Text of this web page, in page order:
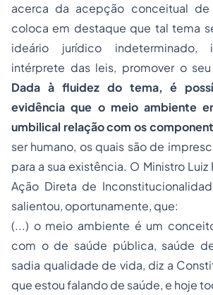
acerca da acepção conceitual
coloca em destaque que tal tema
ideário jurídico indeterminado,
intérprete das leis, promover o
Dada à fluidez do tema, é
evidência que o meio ambiente
umbilical relação com os
ser humano, os quais são de
para a sua existência. O Ministro Luiz
Ação Direta de
salientou, oportunamente, que:
(...) o meio ambiente é um
com o de saúde pública, saúde
sadia qualidade de vida, diz a
que estou falando de saúde, e hoje